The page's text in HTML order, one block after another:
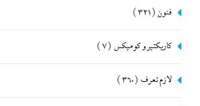
فنون (321)
كاريكتير و كوميكس (7)
لازم تعرف (360)